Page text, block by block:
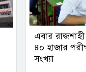
এবার
৪০ হাজার
সংখ্যা